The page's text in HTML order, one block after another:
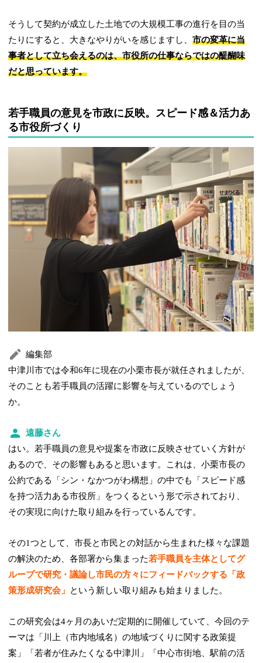
そうして契約が成立した土地での大規模工事の進行を目の当
たりにすると、大きなやりがいを感じますし、市の変革に当
事者として立ち会えるのは、市役所の仕事ならではの醍醐味
だと思っています。
若手職員の意見を市政に反映。スピード感＆活力あ
る市役所づくり
編集部
中津川市では令和6年に現在の小栗市長が就任されましたが、
そのことも若手職員の活躍に影響を与えているのでしょう
か。
遠藤さん
はい。若手職員の意見や提案を市政に反映させていく方針が
あるので、その影響もあると思います。これは、小栗市長の
公約である「シン・なかつがわ構想」の中でも「スピード感
を持つ活力ある市役所」をつくるという形で示されており、
その実現に向けた取り組みを行っているんです。
その1つとして、市長と市民との対話から生まれた様々な課題
の解決のため、各部署から集まった若手職員を主体としてグ
ループで研究・議論し市民の方々にフィードバックする「政
策形成研究会」
という新しい取り組みも始まりました。
この研究会は4ヶ月のあいだ定期的に開催していて、今回のテ
ーマは「川上（市内地域名）の地域づくりに関する政策提
案」「若者が住みたくなる中津川」「中心市街地、駅前の活